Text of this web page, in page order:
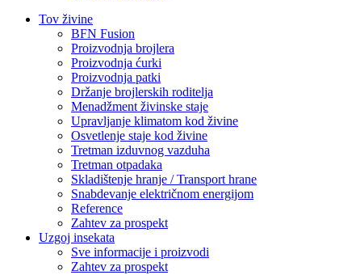
Tov živine
BFN Fusion
Proizvodnja brojlera
Proizvodnja ćurki
Proizvodnja patki
Držanje brojlerskih roditelja
Menadžment živinske staje
Upravljanje klimatom kod živine
Osvetlenje staje kod živine
Tretman izduvnog vazduha
Tretman otpadaka
Skladištenje hranje / Transport hrane
Snabdevanje električnom energijom
Reference
Zahtev za prospekt
Uzgoj insekata
Sve informacije i proizvodi
Zahtev za prospekt